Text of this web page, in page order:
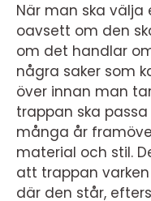
När man ska
oavsett om den
om det handlar
några saker som
över innan man
trappan ska
många år
material och stil.
att trappan
där den står,